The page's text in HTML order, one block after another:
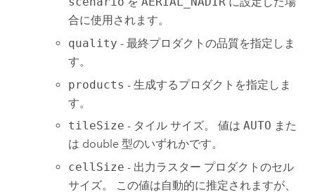
合に使用されます。
quality - 最終プロダクトの品質を指定しま
す。
products - 生成するプロダクトを指定しま
す。
tileSize - タイル サイズ。 値はAUTO また
は double 型のいずれかです。
cellSize - 出力ラスター プロダクトのセル
サイズ。 この値は自動的に推定されますが、